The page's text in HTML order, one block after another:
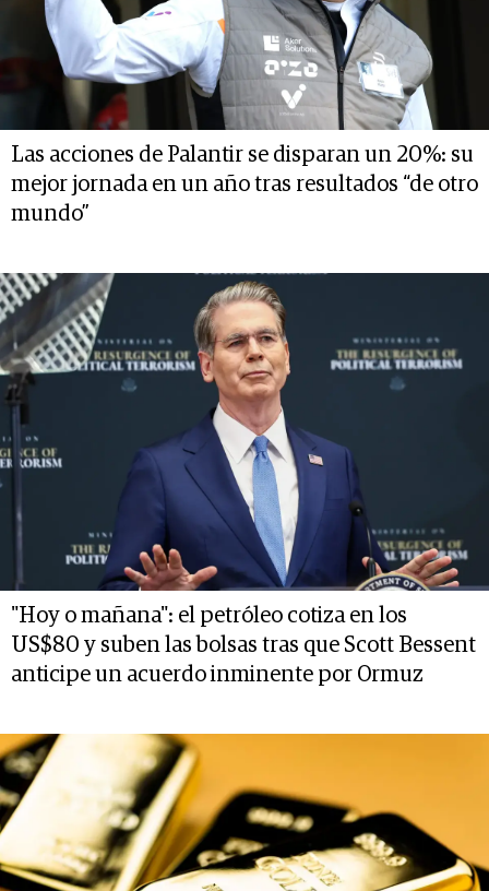
Las acciones de Palantir se disparan un 20%: su
mejor jornada en un año tras resultados “de otro
mundo”
"Hoy o mañana": el petróleo cotiza en los
US$80 y suben las bolsas tras que Scott Bessent
anticipe un acuerdo inminente por Ormuz